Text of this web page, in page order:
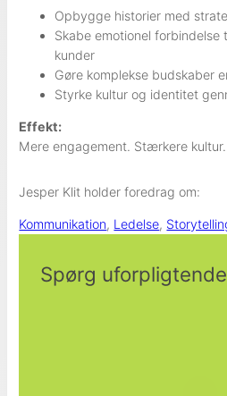
Opbygge historier med
Skabe emotionel forbindelse
kunder
Gøre komplekse budskaber
Styrke kultur og identitet
Effekt:
Mere engagement. Stærkere
Jesper Klit holder foredrag om:
Kommunikation, Ledelse,
Spørg